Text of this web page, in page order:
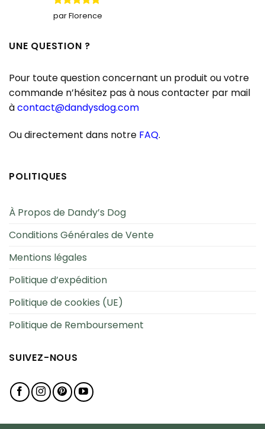
Note5sur
5
par Florence
UNE QUESTION ?
Pour toute question concernant un produit ou votre
commande n’hésitez pas à nous contacter par mail
àcontact@dandysdog.com
Ou directement dans notre FAQ.
POLITIQUES
À Propos de Dandy’s Dog
Conditions Générales de Vente
Mentions légales
Politique d’expédition
Politique de cookies (UE)
Politique de Remboursement
SUIVEZ-NOUS